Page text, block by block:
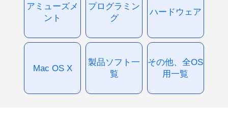
アミューズメ
ント
プログラミン
グ
ハードウェア
Mac OS X
製品ソフト一
覧
その他、全OS
用一覧